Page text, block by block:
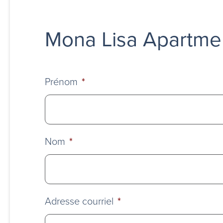
Mona Lisa
Prénom *
Nom *
Adresse courriel *